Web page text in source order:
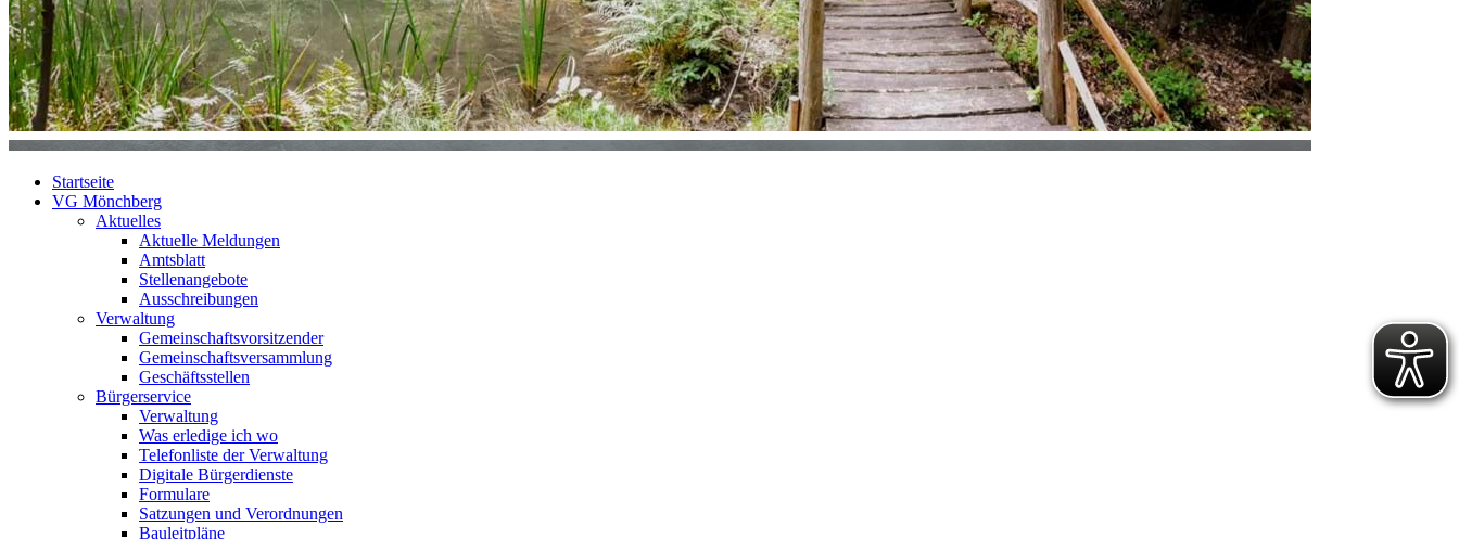
Startseite
VG Mönchberg
Aktuelles
Aktuelle Meldungen
Amtsblatt
Stellenangebote
Ausschreibungen
Verwaltung
Gemeinschaftsvorsitzender
Gemeinschaftsversammlung
Geschäftsstellen
Bürgerservice
Verwaltung
Was erledige ich wo
Telefonliste der Verwaltung
Digitale Bürgerdienste
Formulare
Satzungen und Verordnungen
Bauleitpläne